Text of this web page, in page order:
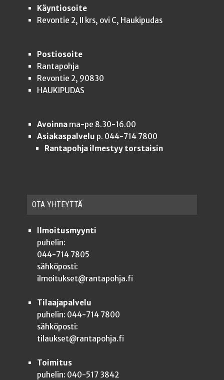
Käyntiosoite
Revontie 2, II krs, ovi C, Haukipudas
Postiosoite
Rantapohja
Revontie 2, 90830
HAUKIPUDAS
Avoinnama-pe 8.30-16.00
Asiakaspalvelu p. 044-714 7800
Rantapohja ilmestyy torstaisin
OTA YHTEYT­TÄ
Ilmoitusmyynti
puhelin:
044-714 7805
sähköposti:
ilmoitukset@rantapohja.fi
Tilaajapalvelu
puhelin: 044-714 7800
sähköposti:
tilaukset@rantapohja.fi
Toimitus
puhelin: 040-517 3842